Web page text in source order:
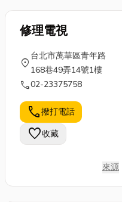
修理電視
location_on
台北市萬華區青年路
168巷49弄14號1樓
call02-23375758
call撥打電話
favorite收藏
來源